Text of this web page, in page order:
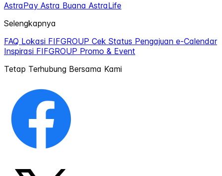
AstraPay Astra Buana AstraLife
Selengkapnya
FAQ Lokasi FIFGROUP Cek Status Pengajuan e-Calendar
Inspirasi FIFGROUP Promo & Event
Tetap Terhubung Bersama Kami